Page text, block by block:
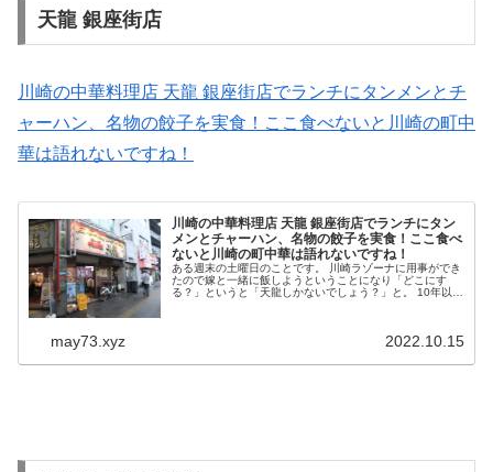
天龍 銀座街店
川崎の中華料理店 天龍 銀座街店でランチにタンメンとチ
ャーハン、名物の餃子を実食！ここ食べないと川崎の町中
華は語れないですね！
川崎の中華料理店 天龍 銀座街店でランチにタン
メンとチャーハン、名物の餃子を実食！ここ食べ
ないと川崎の町中華は語れないですね！
ある週末の土曜日のことです。 川崎ラゾーナに用事ができ
たので嫁と一緒に飯しようということになり「どこにす
る？」というと「天龍しかないでしょう？」と。 10年以上
may73.xyz 2022.10.15